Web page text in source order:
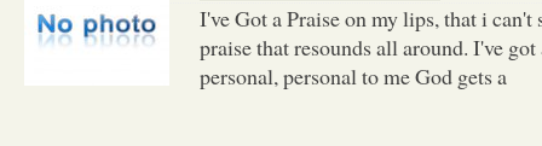
I've Got a Praise on my lips, that i can't
praise that resounds all around. I've got
personal, personal to me God gets a